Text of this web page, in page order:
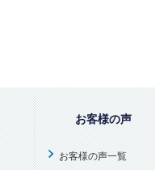
お客様の声
お客様の声一覧